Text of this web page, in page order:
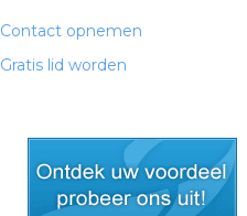
Contact opnemen
Gratis lid worden